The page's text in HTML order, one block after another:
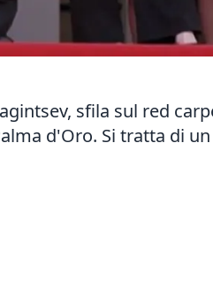
sfila sul red
d'Oro. Si tratta di